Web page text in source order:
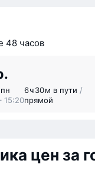
48 часов
15:20
6 ⁠ч 30 ⁠м в пути /
прямой
цен за